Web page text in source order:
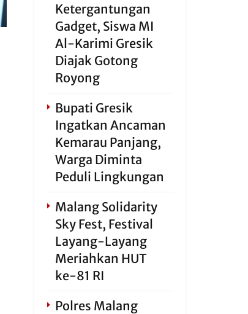
Ketergantungan
Gadget, Siswa MI
Al-Karimi Gresik
Diajak Gotong
Royong
Bupati Gresik
Ingatkan Ancaman
Kemarau Panjang,
Warga Diminta
Peduli Lingkungan
Malang Solidarity
Sky Fest, Festival
Layang-Layang
Meriahkan HUT
ke-81 RI
Polres Malang